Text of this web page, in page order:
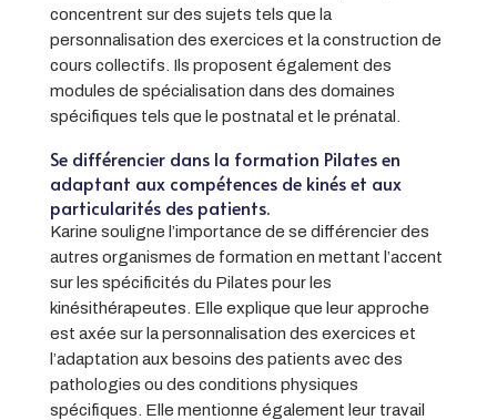
concentrent sur des sujets tels que la
personnalisation des exercices et la construction de
cours collectifs. Ils proposent également des
modules de spécialisation dans des domaines
spécifiques tels que le postnatal et le prénatal.
Se différencier dans la formation Pilates en
adaptant aux compétences de kinés et aux
particularités des patients.
Karine souligne l’importance de se différencier des
autres organismes de formation en mettant l’accent
sur les spécificités du Pilates pour les
kinésithérapeutes. Elle explique que leur approche
est axée sur la personnalisation des exercices et
l’adaptation aux besoins des patients avec des
pathologies ou des conditions physiques
spécifiques. Elle mentionne également leur travail